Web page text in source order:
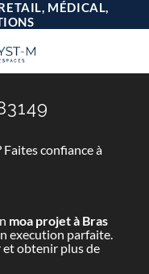
MÉDICAL,
Faites confiance à
moa projet à Bras
execution parfaite.
et obtenir plus de